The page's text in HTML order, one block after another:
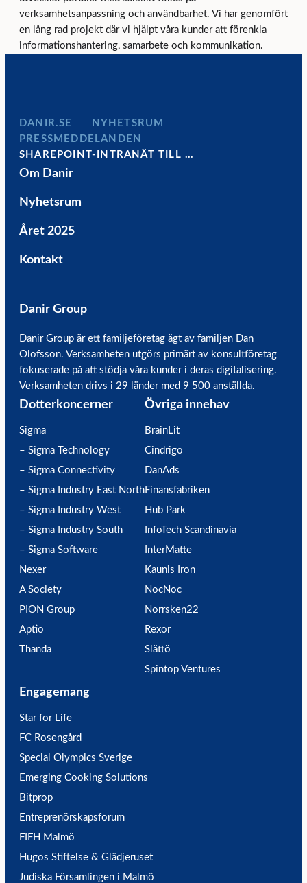
verksamhetsanpassning och användbarhet. Vi har genomfört
en lång rad projekt där vi hjälpt våra kunder att förenkla
informationshantering, samarbete och kommunikation.
DANIR
NYHETSRUM
PRESSMEDDELANDEN
SHAREPOINT-INTRANÄT TILL …
Om Danir
Nyhetsrum
Året 2025
Kontakt
Danir Group
Danir Group är ett familjeföretag ägt av familjen Dan
Olofsson. Verksamheten utgörs primärt av konsultföretag
fokuserade på att stödja våra kunder i deras digitalisering.
Verksamheten drivs i 29 länder med 9 500 anställda.
Dotterkoncerner
Sigma
– Sigma Technology
– Sigma Connectivity
– Sigma Industry East North
– Sigma Industry West
– Sigma Industry South
– Sigma Software
Nexer
A Society
PION Group
Aptio
Thanda
Övriga innehav
BrainLit
Cindrigo
DanAds
Finansfabriken
Hub Park
InfoTech Scandinavia
InterMatte
Kaunis Iron
NocNoc
Norrsken22
Rexor
Slättö
Spintop Ventures
Engagemang
Star for Life
FC Rosengård
Special Olympics Sverige
Emerging Cooking Solutions
Bitprop
Entreprenörskapsforum
FIFH Malmö
Hugos Stiftelse & Glädjeruset
Judiska Församlingen i Malmö